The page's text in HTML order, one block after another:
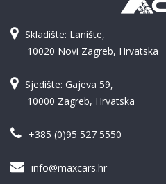
Skladište: Lanište,
10020 Novi Zagreb, Hrvatska
Sjedište: Gajeva 59,
10000 Zagreb, Hrvatska
+385 (0)95 527 5550
info@maxcars.hr